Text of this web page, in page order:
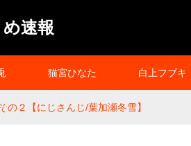
速報
猫宮ひなた 白上フブキ
の２【にじさんじ/葉加瀬冬雪】